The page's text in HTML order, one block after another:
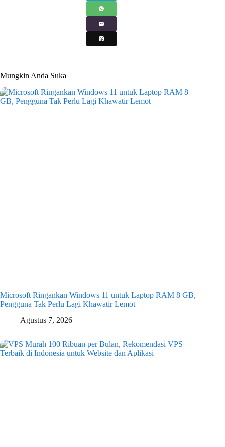
Mungkin Anda Suka
Microsoft Ringankan Windows 11 untuk Laptop RAM 8 GB,
Pengguna Tak Perlu Lagi Khawatir Lemot
Agustus 7, 2026